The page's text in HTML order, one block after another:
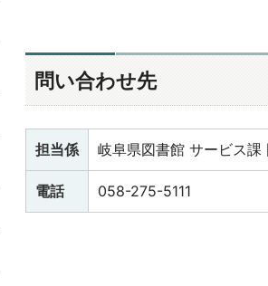
問い合わせ先
担当係 岐阜県図書館 サービス課
電話 058-275-5111